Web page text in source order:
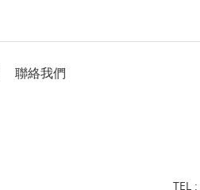
聯絡我們
TEL :